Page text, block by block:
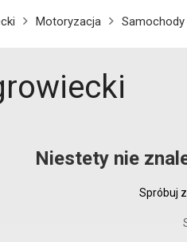
Motoryzacja
Niestety nie
Spróbuj